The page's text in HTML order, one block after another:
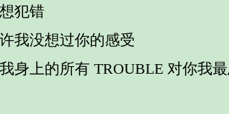
犯错
我没想过你的感受
身上的所有 TROUBLE 对你我